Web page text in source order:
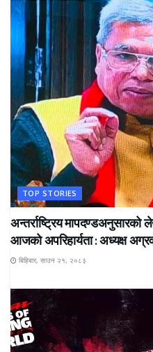
TOP STORIES
अन्तर्राष्ट्रिय मापदण्डअनुसारको
आजको अपरिहार्यता : अध्यक्ष
बिहिबार, साउन २१, २०८३